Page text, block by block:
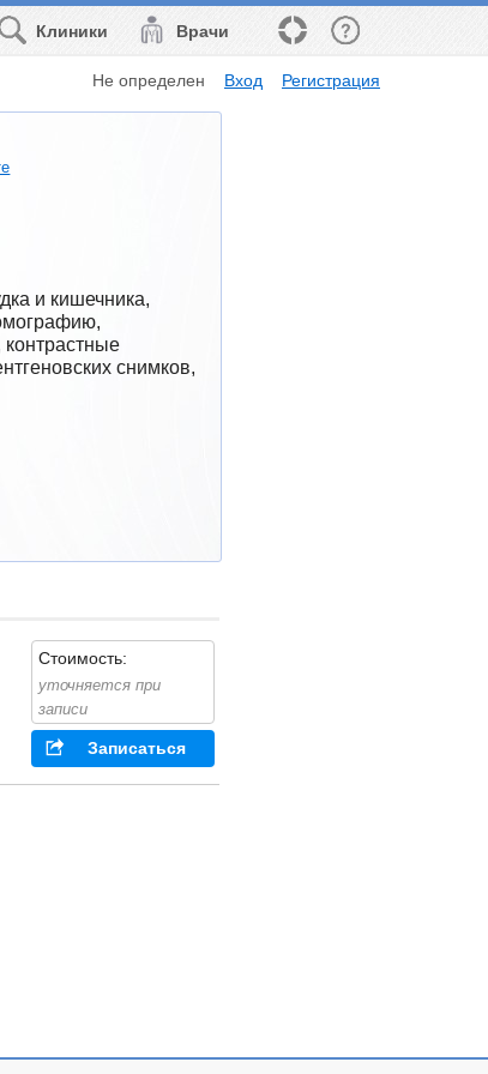
Врачи
Клиники
Не определен Вход Регистрация
и кишечника,
снимков,
Стоимость:
уточняется при
записи
Записаться